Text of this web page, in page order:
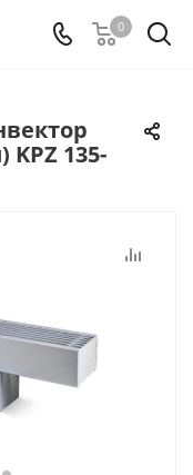
0
135-